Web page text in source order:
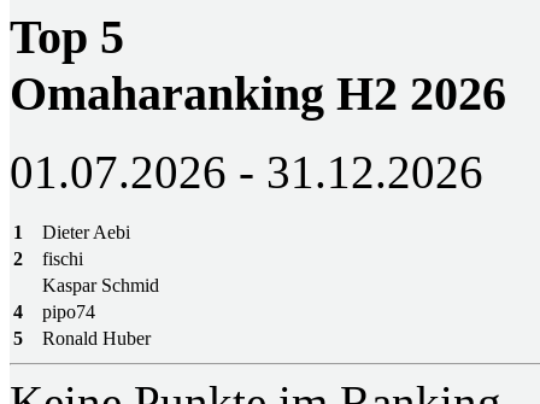
Top 5
Omaharanking H2 2026
01.07.2026 - 31.12.2026
1
Dieter Aebi
2
fischi
Kaspar Schmid
4
pipo74
5
Ronald Huber